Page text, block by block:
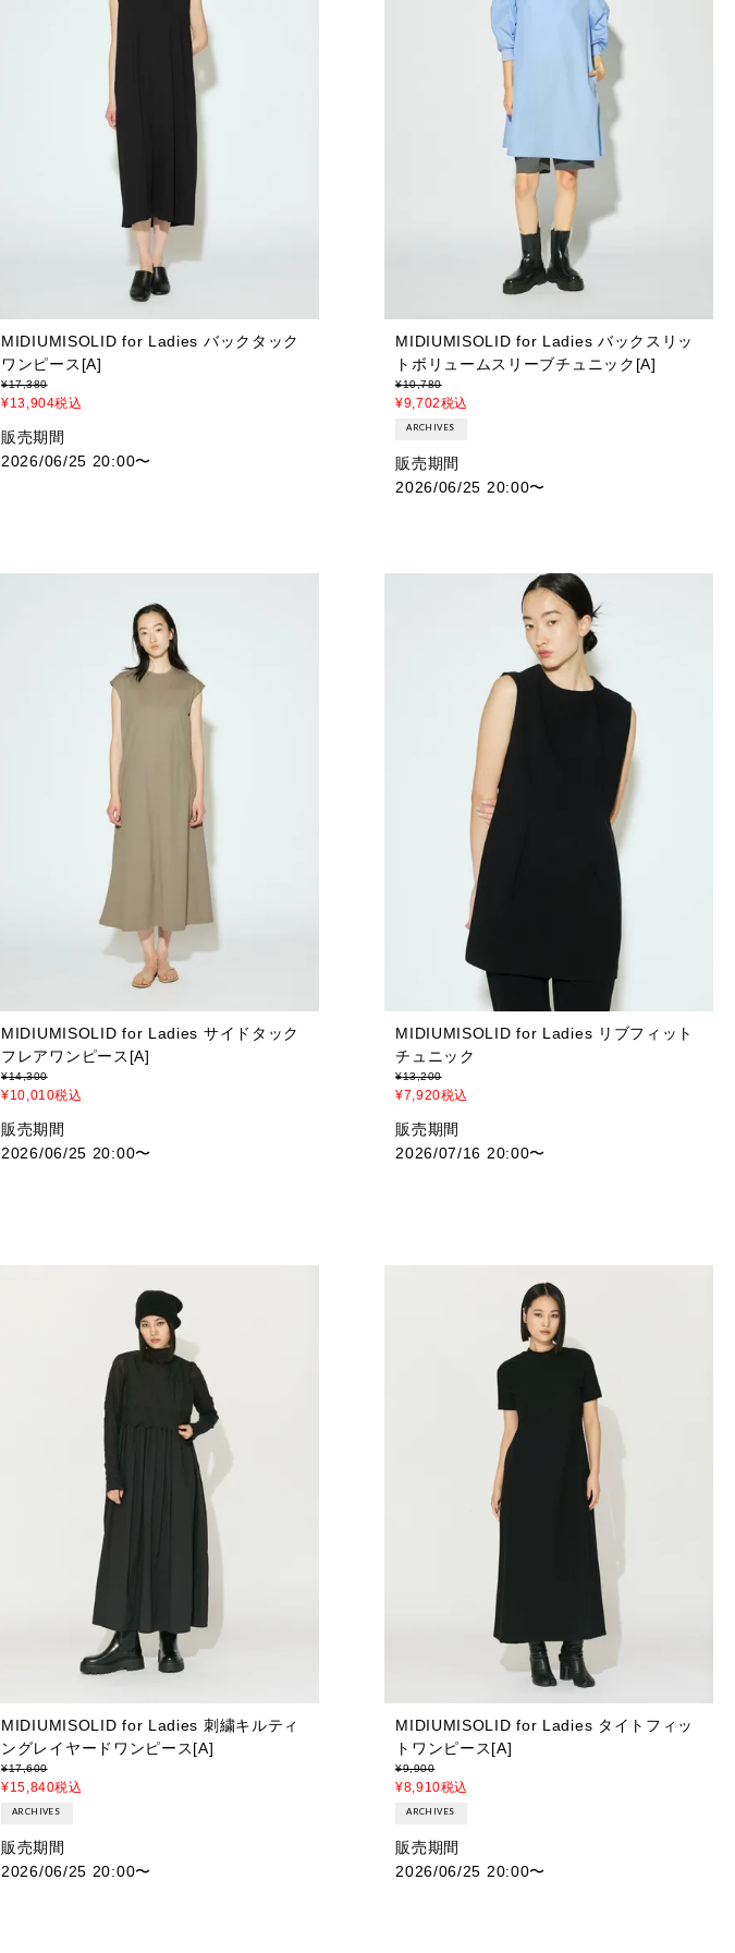
MIDIUMISOLID for Ladies バックタック
ワンピース[A]
¥17,380
¥13,904税込
販売期間
2026/06/25 20:00〜
MIDIUMISOLID for Ladies バックスリッ
トボリュームスリーブチュニック[A]
¥10,780
¥9,702税込
ARCHIVES
販売期間
2026/06/25 20:00〜
MIDIUMISOLID for Ladies サイドタック
フレアワンピース[A]
¥14,300
¥10,010税込
販売期間
2026/06/25 20:00〜
MIDIUMISOLID for Ladies リブフィット
チュニック
¥13,200
¥7,920税込
販売期間
2026/07/16 20:00〜
MIDIUMISOLID for Ladies 刺繍キルティ
ングレイヤードワンピース[A]
¥17,600
¥15,840税込
ARCHIVES
販売期間
2026/06/25 20:00〜
MIDIUMISOLID for Ladies タイトフィッ
トワンピース[A]
¥9,900
¥8,910税込
ARCHIVES
販売期間
2026/06/25 20:00〜